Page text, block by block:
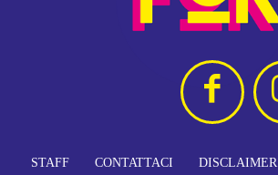
STAFF CONTATTACI DISCLAIMER